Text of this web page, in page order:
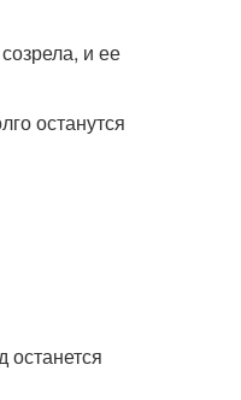
и ее
останутся
останется